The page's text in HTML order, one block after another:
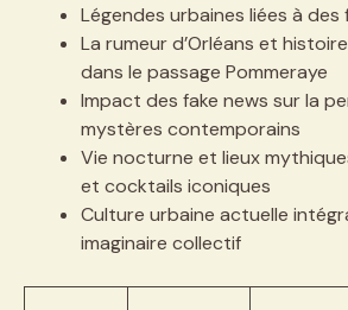
Légendes urbaines liées à
La rumeur d’Orléans et
dans le passage Pommeraye
Impact des fake news sur la
mystères contemporains
Vie nocturne et lieux
et cocktails iconiques
Culture urbaine actuelle
imaginaire collectif